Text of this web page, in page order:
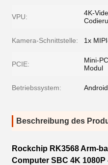
VPU:
4K-
Kamera-Schnittstelle: 1x
PCIE:
Mini-
Modul
Betriebssystem:
Beschreibung des
Rockchip RK3568 Arm-
Computer SBC 4K 1080P